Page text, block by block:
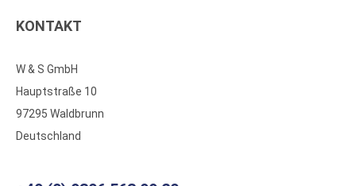
KONTAKT
W & S GmbH
Hauptstraße 10
97295 Waldbrunn
Deutschland